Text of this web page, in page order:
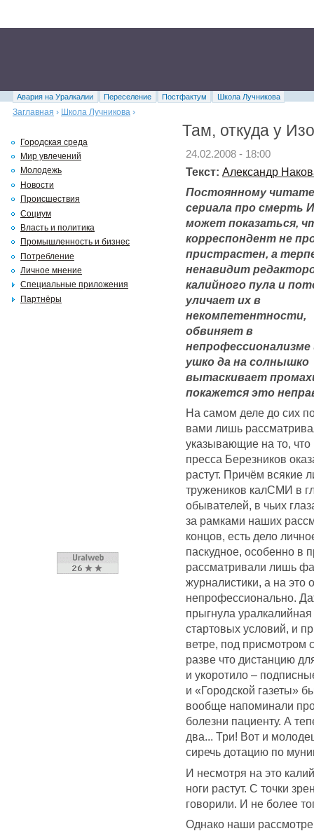
Авария на Уралкалии Переселение Постфактум
Школа Лучникова
Заглавная › Школа Лучникова ›
Там, откуда у
24.02.2008 - 18:00
Текст: Александр
Постоянному
сериала про смерть
может показаться,
корреспондент не
пристрастен, а
ненавидит
калийного пула и
уличает их в
некомпетентности,
обвиняет в
непрофессионализме
ушко да на солнышко
вытаскивает
покажется это
На самом деле до сих
вами лишь
указывающие на то, что
пресса Березников
растут. Причём всякие
тружеников калСМИ в
обывателей, в чьих
за рамками наших
концов, есть дело
паскудное, особенно в
рассматривали лишь
журналистики, а на это
непрофессионально.
прыгнула
стартовых условий, и
ветре, под присмотром
разве что дистанцию
и укоротило –
и «Городской газеты»
вообще напоминали
болезни пациенту. А
два... Три! Вот и
сиречь дотацию по
И несмотря на это
ноги растут. С точки
говорили. И не более
Однако наши
Городская среда
Мир увлечений
Молодежь
Новости
Происшествия
Социум
Власть и политика
Промышленность и бизнес
Потребление
Личное мнение
Специальные приложения
Партнёры